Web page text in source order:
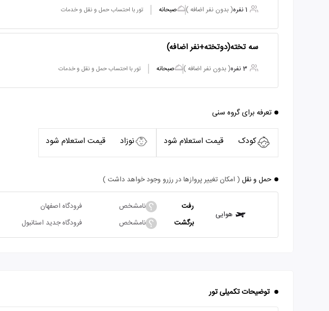
1 نفره ( بدون نفر اضافه ) صبحانه تور با احتساب حمل و نقل و خدمات
سه تخته(دوتخته+نفر اضافه)
3 نفره ( بدون نفر اضافه ) صبحانه تور با احتساب حمل و نقل و خدمات
تعرفه برای گروه سنی
کودک قیمت استعلام شود نوزاد قیمت استعلام شود
حمل و نقل ( امکان تغییر پروازها در رزرو وجود خواهد داشت )
هوایی
رفت نامشخص فرودگاه اصفهان
برگشت نامشخص فرودگاه جدید استانبول
توضیحات تکمیلی تور